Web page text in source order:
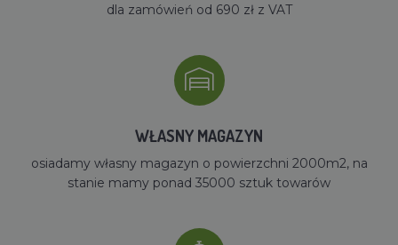
dla zamówień od 690 zł z VAT
WŁASNY MAGAZYN
osiadamy własny magazyn o powierzchni 2000m2, na
stanie mamy ponad 35000 sztuk towarów